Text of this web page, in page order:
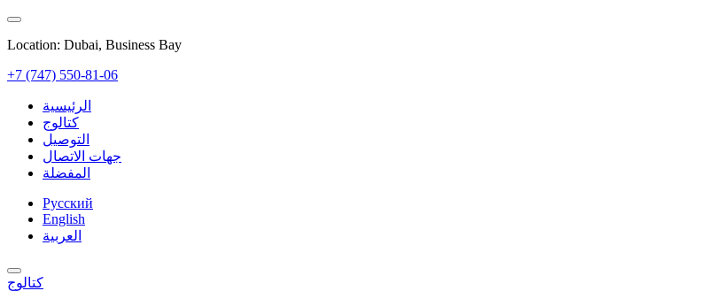
Location: Dubai, Business Bay
+7 (747) 550-81-06
الرئيسية
كتالوج
التوصيل
جهات الاتصال
المفضلة
Русский
English
العربية
كتالوج